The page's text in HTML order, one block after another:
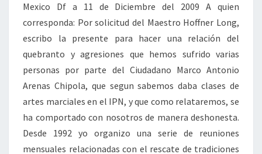
Mexico Df a 11 de Diciembre del 2009 A quien
corresponda: Por solicitud del Maestro Hoffner Long,
escribo la presente para hacer una relación del
quebranto y agresiones que hemos sufrido varias
personas por parte del Ciudadano Marco Antonio
Arenas Chipola, que segun sabemos daba clases de
artes marciales en el IPN, y que como relataremos, se
ha comportado con nosotros de manera deshonesta.
Desde 1992 yo organizo una serie de reuniones
mensuales relacionadas con el rescate de tradiciones